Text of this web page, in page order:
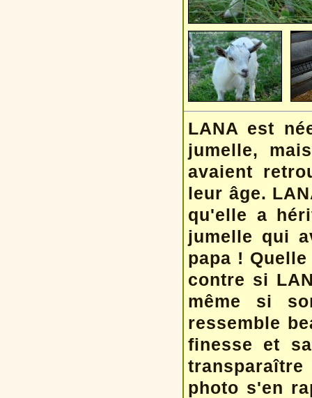
LANA est
jumelle,
avaient
leur âge.
qu'elle a
jumelle qui
papa !
contre si
même si
ressemble
finesse et
photo s'en